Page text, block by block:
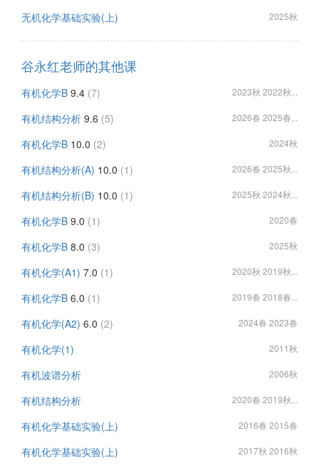
无机化学基础实验(上) 2025秋
谷永红老师的其他课
有机化学B 9.4 (7) 2023秋 2022秋...
有机结构分析 9.6 (5) 2026春 2025春...
有机化学B 10.0 (2) 2024秋
有机结构分析(A) 10.0 (1) 2026春 2025秋...
有机结构分析(B) 10.0 (1) 2025秋 2024秋...
有机化学B 9.0 (1) 2020春
有机化学B 8.0 (3) 2025秋
有机化学(A1) 7.0 (1) 2020秋 2019秋...
有机化学B 6.0 (1) 2019春 2018春...
有机化学(A2) 6.0 (2) 2024春 2023春
有机化学(1) 2011秋
有机波谱分析 2006秋
有机结构分析 2020春 2019秋...
有机化学基础实验(上) 2016春 2015春
有机化学基础实验(上) 2017秋 2016秋